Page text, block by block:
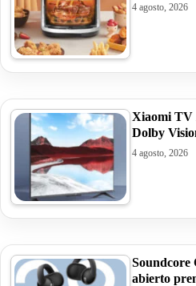
4 agosto, 2026
Xiaomi TV
Dolby
4 agosto, 2026
Soundcore
abierto